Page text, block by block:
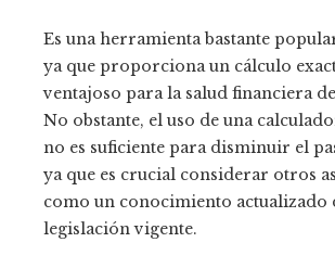
Es una herramienta bastante
ya que proporciona un cálculo
ventajoso para la salud financiera
No obstante, el uso de una
no es suficiente para disminuir el
ya que es crucial considerar otros
como un conocimiento actualizado
legislación vigente.